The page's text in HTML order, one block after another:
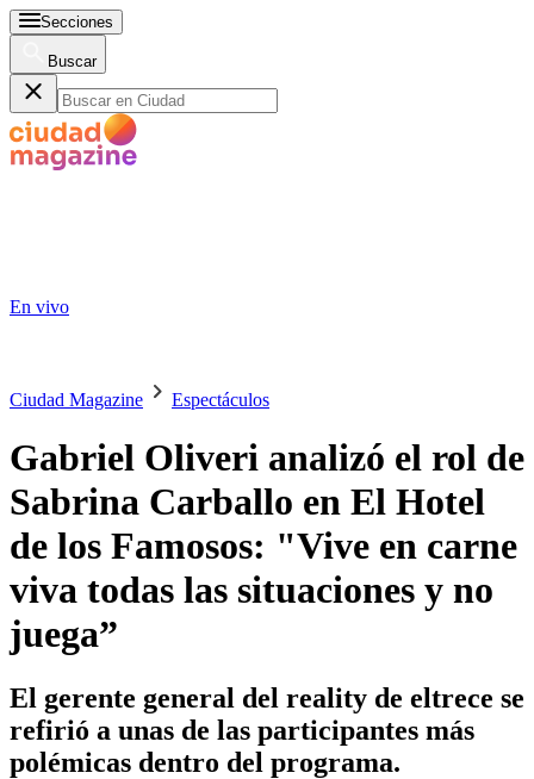
Secciones
Buscar
En vivo
Ciudad Magazine Espectáculos
Gabriel Oliveri analizó el rol de
Sabrina Carballo en El Hotel
de los Famosos: "Vive en carne
viva todas las situaciones y no
juega”
El gerente general del reality de eltrece se
refirió a unas de las participantes más
polémicas dentro del programa.